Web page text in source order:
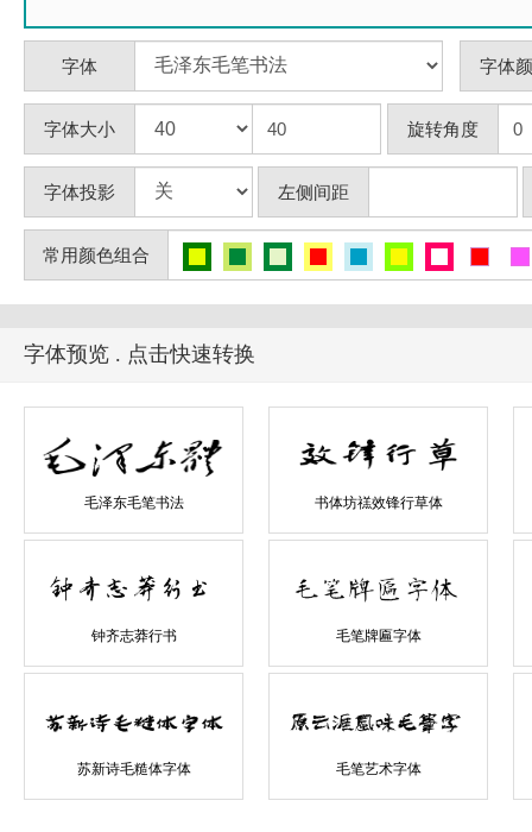
字体 字体
字体大小 旋转角度
字体投影 左侧间距
常用颜色组合
字体预览 . 点击快速转换
毛泽东毛笔书法 书体坊禚效锋行草体
钟齐志莽行书 毛笔牌匾字体
苏新诗毛糙体字体 毛笔艺术字体